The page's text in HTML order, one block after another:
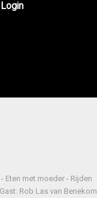
Eten met moeder - Rijden
Rob Las van Benekom